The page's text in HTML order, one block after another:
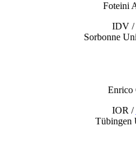
Foteini
IDV /
Sorbonne
Enrico
IOR /
Tübingen